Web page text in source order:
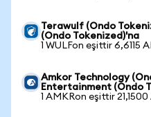
Terawulf (Ondo
(Ondo Tokenized)'na
1 WULFon eşittir 6,6115
Amkor Technology
Entertainment (Ondo
1 AMKRon eşittir